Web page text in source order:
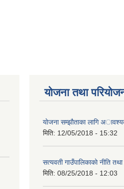
योजना तथा
याेजना सम्झाैताका लागि
मिति: 12/05/2018 - 15:32
सत्यवती गाउँपालिकाकाे नीति
मिति: 08/25/2018 - 12:03